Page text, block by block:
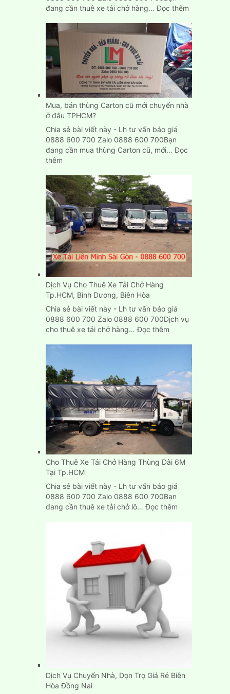
đang cần thuê xe tải chở hàng…Đọc thêm:
thuê
xe
tải
chở
hàng
giá
rẻ
tại
Mua, bán thùng Carton cũ mới chuyển nhà
ở đâu TPHCM?
Chia sẻ bài viết này - Lh tư vấn báo giá
0888 600 700 Zalo 0888 600 700Bạn
đang cần mua thùng Carton cũ, mới…Đọc
thêm:
bán
thùng
Carton
cũ
mới
chuyển
nhà
ở
đâu
TPHCM?
Dịch Vụ Cho Thuê Xe Tải Chở Hàng
Tp.HCM, Bình Dương, Biên Hòa
Chia sẻ bài viết này - Lh tư vấn báo giá
0888 600 700 Zalo 0888 600 700Dịch vụ
cho thuê xe tải chở hàng…Đọc thêm:
Thuê
Xe
Tải
Chở
Hàng
Tp.HCM,
Bình
Dương,
Hòa
Cho Thuê Xe Tải Chở Hàng Thùng Dài 6M
Tại Tp.HCM
Chia sẻ bài viết này - Lh tư vấn báo giá
0888 600 700 Zalo 0888 600 700Bạn
đang cần thuê xe tải chở lô…Đọc thêm:
Dịch Vụ Chuyển Nhà, Dọn Trọ Giá Rẻ Biên
Hòa Đồng Nai